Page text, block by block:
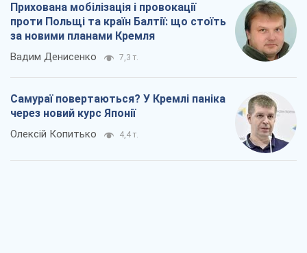
Прихована мобілізація і провокації
проти Польщі та країн Балтії: що стоїть
за новими планами Кремля
Вадим Денисенко 7,3 т.
Самураї повертаються? У Кремлі паніка
через новий курс Японії
Олексій Копитько 4,4 т.